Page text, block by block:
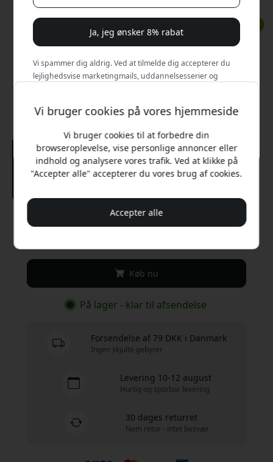
Anbefalet pris
Køb nu
På lager - klar til afsendelse
Forsendelse af 79 DKK i Danmark
Ingen skjulte gebyrer
Levering 10-12 august
Hurtig og sporbar levering
30 dages returret
Nem retur - intet besvær
Vi bruger cookies på vores hjemmeside
Vi bruger cookies til at forbedre din
browseroplevelse, vise personlige annoncer eller
indhold og analysere vores trafik. Ved at klikke på
"Accepter alle" accepterer du vores brug af cookies.
Accepter alle
Ja, jeg ønsker 8% rabat
Vi spammer dig aldrig. Ved at tilmelde dig accepterer du
lejlighedsvise marketingmails, uddannelsesserier og
Nej, jeg vil hellere betale fuld pris.